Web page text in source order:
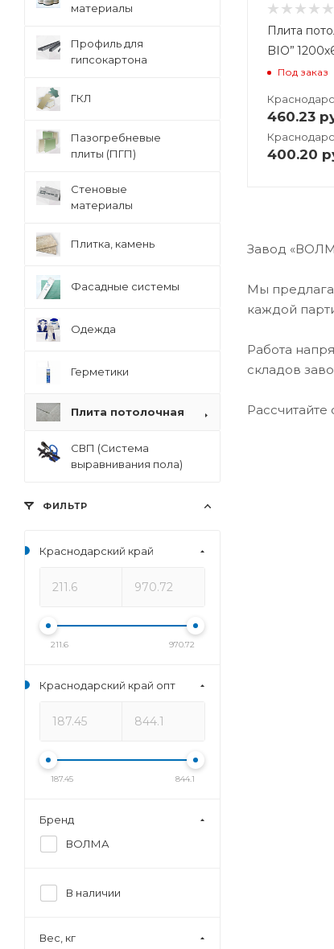
Плита
BIO”
Под заказ
460.23
400.20
Завод
Мы
каждой
Работа
складов
материалы
Профиль для
гипсокартона
ГКЛ
Пазогребневые
плиты (ПГП)
Стеновые
материалы
Плитка, камень
Фасадные системы
Одежда
Герметики
Плита потолочная
СВП (Система
выравнивания пола)
ФИЛЬТР
Краснодарский край
211.6 970.72
Краснодарский край опт
187.45 844.1
Бренд
ВОЛМА
В наличии
Вес, кг